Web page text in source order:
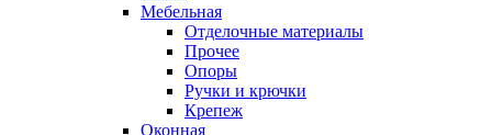
Мебельная
Отделочные материалы
Прочее
Опоры
Ручки и крючки
Крепеж
Оконная